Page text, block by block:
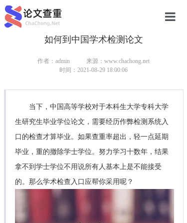
本科论文
硕士论文
如何到中国学术检测论文
作者：admin
来源：www.chachong.net
时间：2021-08-29 18:00:06
当下，中国高等学校对于本科生大学专科大学
生研究生毕业学位论文，需要经历作弊检测系统入
口的检查才算毕业。如果查重率超出，轻一点延期
毕业，重的撤除学士学位。努力学习十数年，结果
拿不到学士学位不用说所有人基本上是不能接受
的。那么学术检查入口应帮你采用呢？